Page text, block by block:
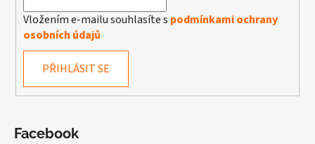
Vložením e-mailu souhlasíte s podmínkami ochrany
osobních údajů
PŘIHLÁSIT SE
Facebook